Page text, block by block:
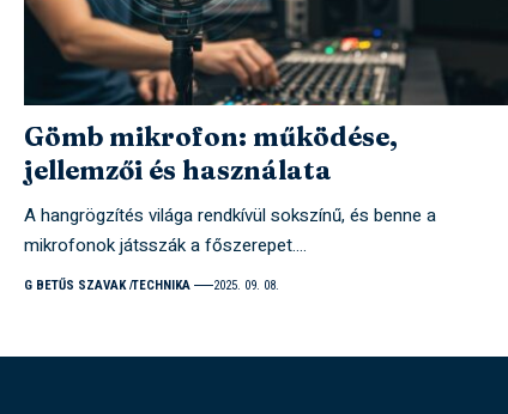
Gömb mikrofon: működése,
jellemzői és használata
A hangrögzítés világa rendkívül sokszínű, és benne a
mikrofonok játsszák a főszerepet.…
G BETŰS SZAVAK TECHNIKA 2025. 09. 08.